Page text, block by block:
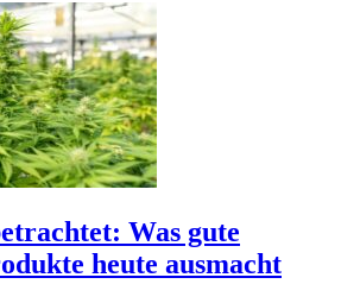
Was gute
heute ausmacht